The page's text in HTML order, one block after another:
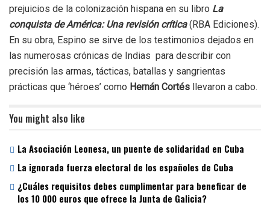
prejuicios de la colonización hispana en su libro La
conquista de América: Una revisión crítica(RBA Ediciones).
En su obra, Espino se sirve de los testimonios dejados en
las numerosas crónicas de Indias para describir con
precisión las armas, tácticas, batallas y sangrientas
prácticas que ‘héroes’ como Hernán Cortés llevaron a cabo.
You might also like
La Asociación Leonesa, un puente de solidaridad en Cuba
La ignorada fuerza electoral de los españoles de Cuba
¿Cuáles requisitos debes cumplimentar para beneficar de
los 10 000 euros que ofrece la Junta de Galicia?